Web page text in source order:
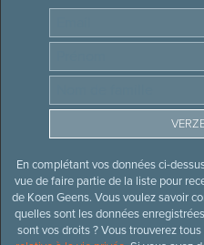
En complétant vos données ci-
vue de faire partie de la liste pour
de Koen Geens. Vous voulez savoir
quelles sont les données
sont vos droits ? Vous trouverez